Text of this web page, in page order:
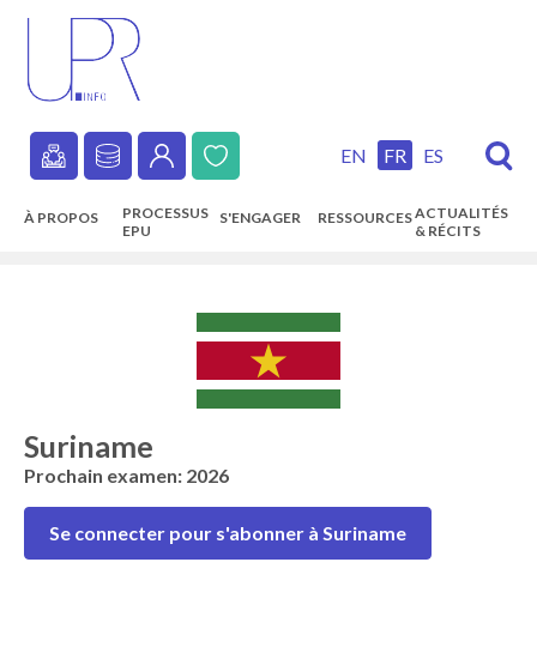
content
Secondary
navigation
EN FR ES
À PROPOS
PROCESSUS
EPU
S'ENGAGER RESSOURCESACTUALITÉS
& RÉCITS
Suriname
Prochain examen: 2026
Se connecter pour s'abonner à Suriname